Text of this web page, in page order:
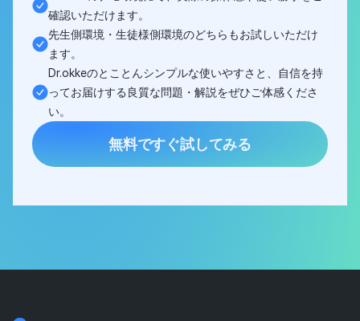
確認いただけます。
先生側環境・生徒様側環境のどちらもお試しいただけ
ます。
Dr.okkeのとことんシンプルな使いやすさと、自信を持
ってお届けする良質な問題・解説をぜひご体感くださ
い。
無料ですぐ試してみる